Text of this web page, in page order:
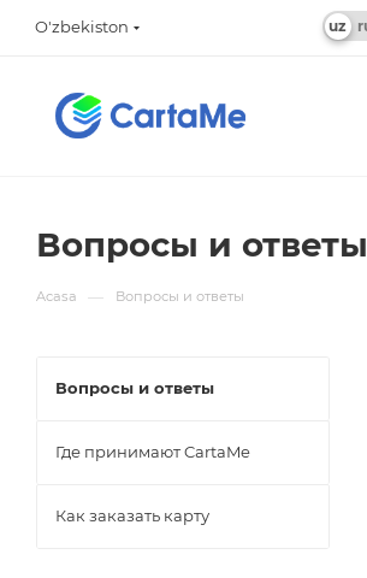
O'zbekiston
Вопросы и ответы
Acasa — Вопросы и ответы
Вопросы и ответы
Где принимают CartaMe
Как заказать карту